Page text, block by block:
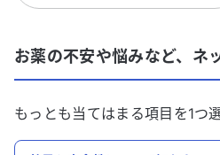
お薬の不安や悩みなど、ネ
もっとも当てはまる項目を1つ